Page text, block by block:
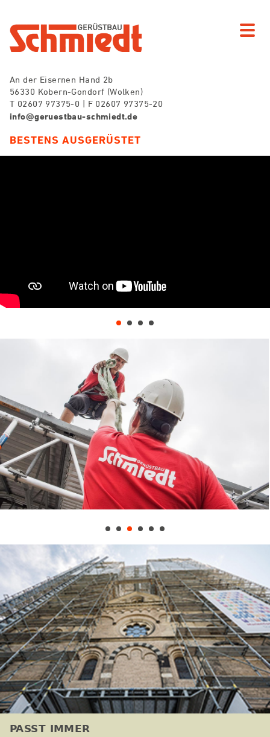
An der Eisernen Hand 2b
56330 Kobern-Gondorf (Wolken)
T 02607 97375-0 | F 02607 97375-20
info@geruestbau-schmiedt.de
BESTENS AUSGERÜSTET
PASST IMMER